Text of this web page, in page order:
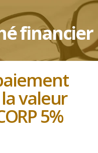
financier
valeur
5%